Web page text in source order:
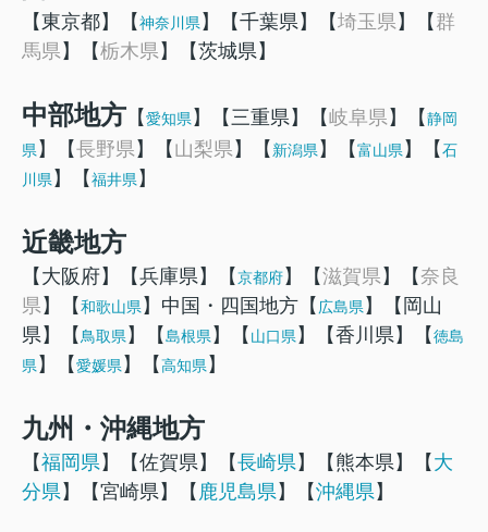
【東京都】【神奈川県 】【千葉県】【埼玉県】【 群
馬県】【栃木県】【茨城県】
中部地方 【愛知県 】【三重県】【岐阜県】【静岡
県 】【長野県】【 山梨県】【 新潟県 】【富山県 】【石
川県 】【福井県 】
近畿地方
【大阪府】【兵庫県】【京都府】【滋賀県】【 奈良
県】【和歌山県 】中国・四国地方【 広島県 】【岡山
県】【 鳥取県 】【島根県 】【 山口県 】【香川県】【徳島
県 】【愛媛県 】【高知県 】
九州・沖縄地方
【福岡県】【佐賀県】【長崎県】【熊本県】【 大
分県】【宮崎県】【 鹿児島県】【沖縄県】